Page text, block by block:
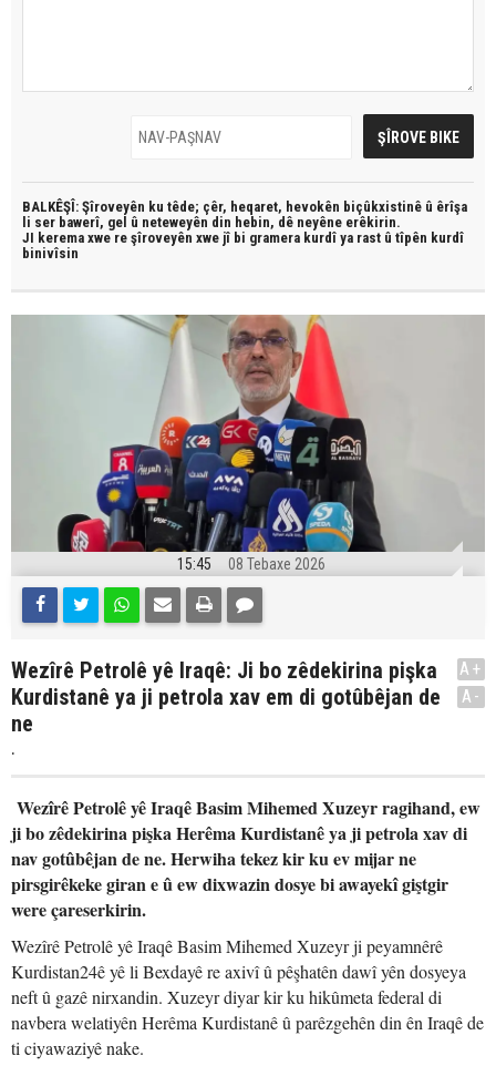
BALKÊŞÎ: Şîroveyên ku têde; çêr, heqaret, hevokên biçûkxistinê û êrîşa
li ser bawerî, gel û neteweyên din hebin, dê neyêne erêkirin.
JI kerema xwe re şîroveyên xwe jî bi gramera kurdî ya rast û tîpên kurdî
binivîsin
15:45 08 Tebaxe 2026
Wezîrê Petrolê yê Iraqê: Ji bo zêdekirina pişka
Kurdistanê ya ji petrola xav em di gotûbêjan de
ne
.
A+
A-
Wezîrê Petrolê yê Iraqê Basim Mihemed Xuzeyr ragihand, ew
ji bo zêdekirina pişka Herêma Kurdistanê ya ji petrola xav di
nav gotûbêjan de ne. Herwiha tekez kir ku ev mijar ne
pirsgirêkeke giran e û ew dixwazin dosye bi awayekî giştgir
were çareserkirin.
Wezîrê Petrolê yê Iraqê Basim Mihemed Xuzeyr ji peyamnêrê
Kurdistan24ê yê li Bexdayê re axivî û pêşhatên dawî yên dosyeya
neft û gazê nirxandin. Xuzeyr diyar kir ku hikûmeta federal di
navbera welatiyên Herêma Kurdistanê û parêzgehên din ên Iraqê de
ti ciyawaziyê nake.